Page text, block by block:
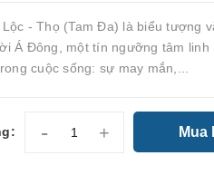
- Thọ (Tam Đa) là biểu tượng
Á Đông, một tín ngưỡng tâm linh
cuộc sống: sự may mắn,...
- + Mua